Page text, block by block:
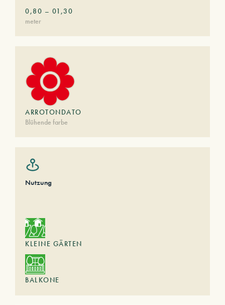
0,80 – 01,30
meter
ARROTONDATO
Blühende farbe
Nutzung
KLEINE GÄRTEN
BALKONE